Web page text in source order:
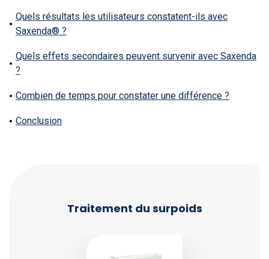
Quels résultats les utilisateurs constatent-ils avec
Saxenda® ?
Quels effets secondaires peuvent survenir avec Saxenda
?
Combien de temps pour constater une différence ?
Conclusion
Traitement du surpoids